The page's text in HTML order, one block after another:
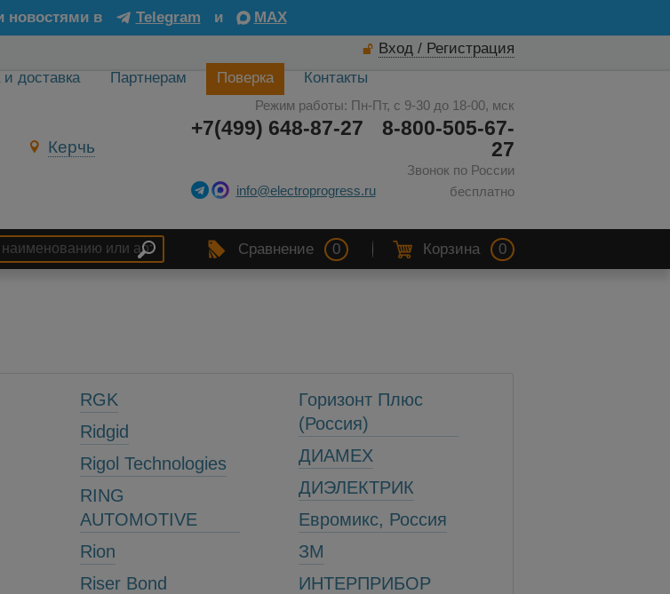
новостями в Telegram и
MAX
Вход / Регистрация
доставка Партнерам Поверка Контакты
Керчь
Режим работы: Пн-Пт, с 9-30 до 18-00, мск
8-800-505-67-
27
Звонок по России
бесплатно
+7(499) 648-87-27
info@electroprogress.ru
Сравнение 0 Корзина 0
RGK
Ridgid
Rigol Technologies
RING
AUTOMOTIVE
Rion
Riser Bond
Горизонт Плюс
(Россия)
ДИАМЕХ
ДИЭЛЕКТРИК
Евромикс, Россия
ЗМ
ИНТЕРПРИБОР